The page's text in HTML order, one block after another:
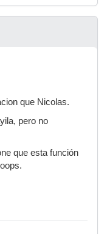
que Nicolas.
pero no
que esta función